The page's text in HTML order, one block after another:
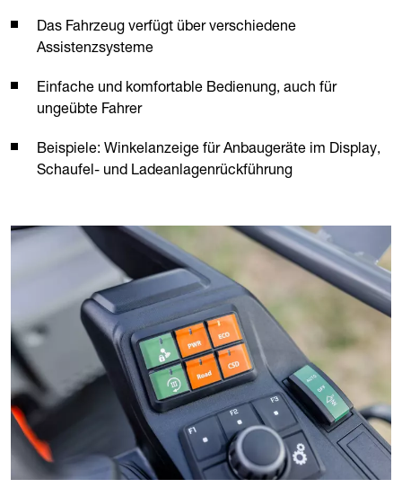
Das Fahrzeug verfügt über verschiedene
Assistenzsysteme
Einfache und komfortable Bedienung, auch für
ungeübte Fahrer
Beispiele: Winkelanzeige für Anbaugeräte im Display,
Schaufel- und Ladeanlagenrückführung